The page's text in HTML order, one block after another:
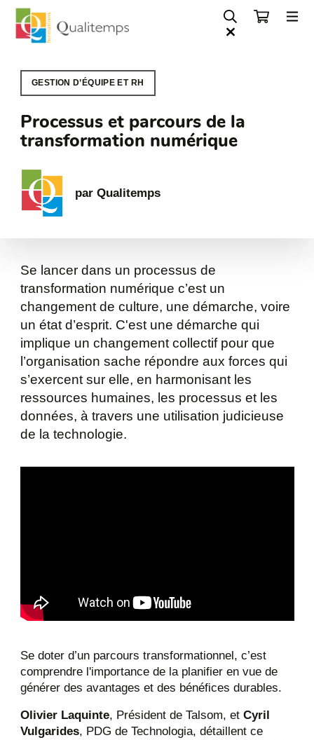
GESTION D’ÉQUIPE ET RH
Processus et parcours de la
transformation numérique
par Qualitemps
Se lancer dans un processus de
transformation numérique c’est un
changement de culture, une démarche, voire
un état d’esprit. C'est une démarche qui
implique un changement collectif pour que
l’organisation sache répondre aux forces qui
s’exercent sur elle, en harmonisant les
ressources humaines, les processus et les
données, à travers une utilisation judicieuse
de la technologie.
Se doter d’un parcours transformationnel, c’est
comprendre l'importance de la planifier en vue de
générer des avantages et des bénéfices durables.
Olivier Laquinte, Président de Talsom, et Cyril
Vulgarides, PDG de Technologia, détaillent ce